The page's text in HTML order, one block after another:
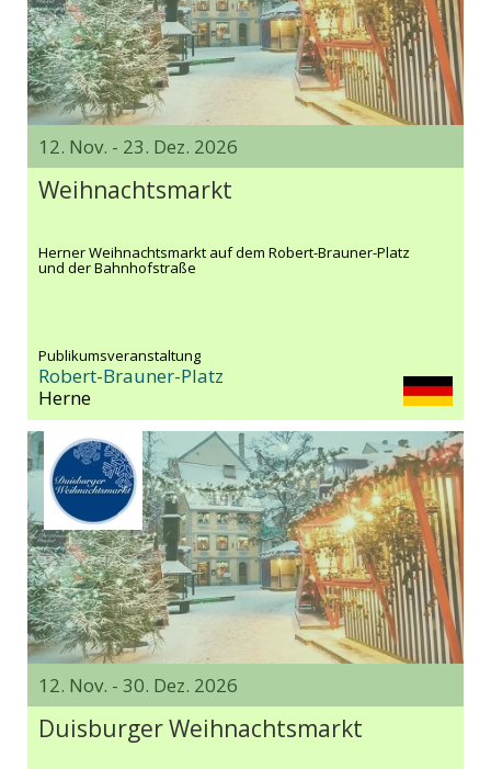
12. Nov. - 23. Dez. 2026
Weihnachtsmarkt
Herner Weihnachtsmarkt auf dem Robert-Brauner-Platz
und der Bahnhofstraße
Publikumsveranstaltung
Robert-Brauner-Platz
Herne
12. Nov. - 30. Dez. 2026
Duisburger Weihnachtsmarkt